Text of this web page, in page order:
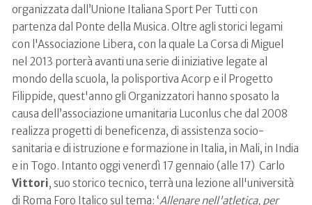
organizzata dall’Unione Italiana Sport Per Tutti con
partenza dal Ponte della Musica. Oltre agli storici legami
con l'Associazione Libera, con la quale La Corsa di Miguel
nel 2013 porterà avanti una serie di iniziative legate al
mondo della scuola, la polisportiva Acorp e il Progetto
Filippide, quest'anno gli Organizzatori hanno sposato la
causa dell’associazione umanitaria Luconlus che dal 2008
realizza progetti di beneficenza, di assistenza socio-
sanitaria e di istruzione e formazione in Italia, in Mali, in India
e in Togo. Intanto oggi venerdì 17 gennaio (alle 17) Carlo
Vittori, suo storico tecnico, terrà una lezione all'università
di Roma Foro Italico sul tema: ‘Allenare nell'atletica, per